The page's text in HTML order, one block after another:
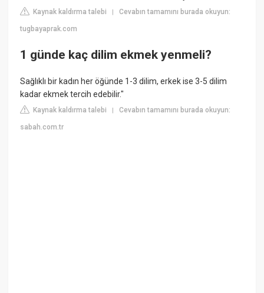
Kaynak kaldırma talebi |Cevabın tamamını burada okuyun:
tugbayaprak.com
1 günde kaç dilim ekmek yenmeli?
Sağlıklı bir kadın her öğünde 1-3 dilim, erkek ise 3-5 dilim
kadar ekmek tercih edebilir."
Kaynak kaldırma talebi |Cevabın tamamını burada okuyun:
sabah.com.tr